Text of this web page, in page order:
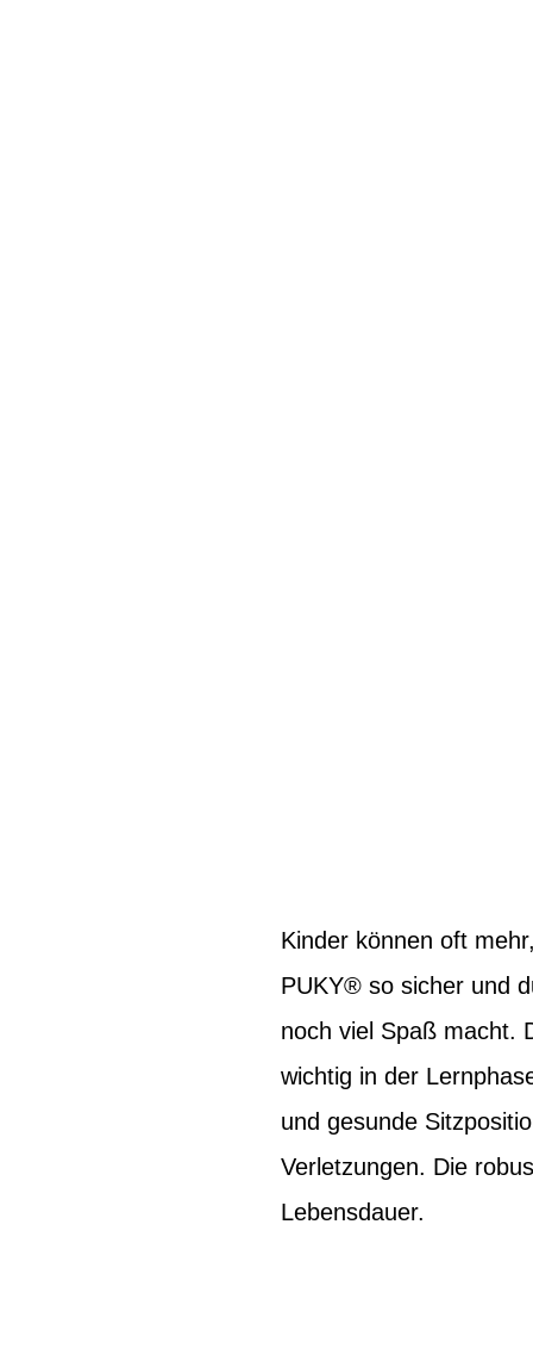
Kinder können oft
PUKY® so sicher und
noch viel Spaß macht.
wichtig in der
und gesunde
Verletzungen. Die
Lebensdauer.